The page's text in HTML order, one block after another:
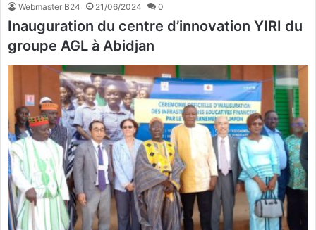
Webmaster B24 21/06/2024 0
Inauguration du centre d’innovation YIRI du
groupe AGL à Abidjan